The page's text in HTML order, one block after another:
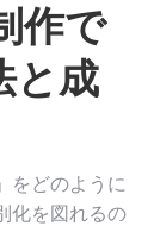
作で
と成
をどのように
化を図れるの